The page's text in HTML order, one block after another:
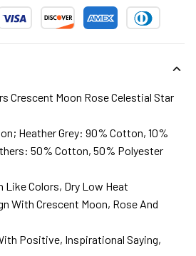
Crescent Moon Rose Celestial Star
Heather Grey: 90% Cotton, 10%
50% Cotton, 50% Polyester
Like Colors, Dry Low Heat
With Crescent Moon, Rose And
Positive, Inspirational Saying,